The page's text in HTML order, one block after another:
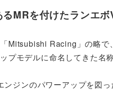
MRを付けたランエ
Mitsubishi Racing」の略
プモデルに命名してきた名称
ンジンのパワーアップを図